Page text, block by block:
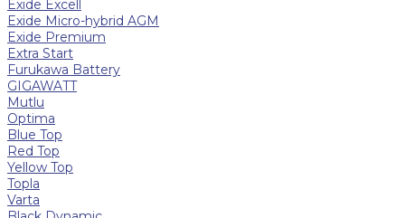
Exide Excell
Exide Micro-hybrid AGM
Exide Premium
Extra Start
Furukawa Battery
GIGAWATT
Mutlu
Optima
Blue Top
Red Top
Yellow Top
Topla
Varta